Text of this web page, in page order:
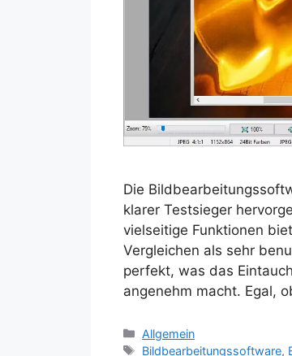
Die
klarer Testsieger
vielseitige Funktionen
Vergleichen als sehr
perfekt, was das
angenehm macht. Egal,
Kategorien
Allgemein
Schlagwörter
Bildbearbeitungssoftware,